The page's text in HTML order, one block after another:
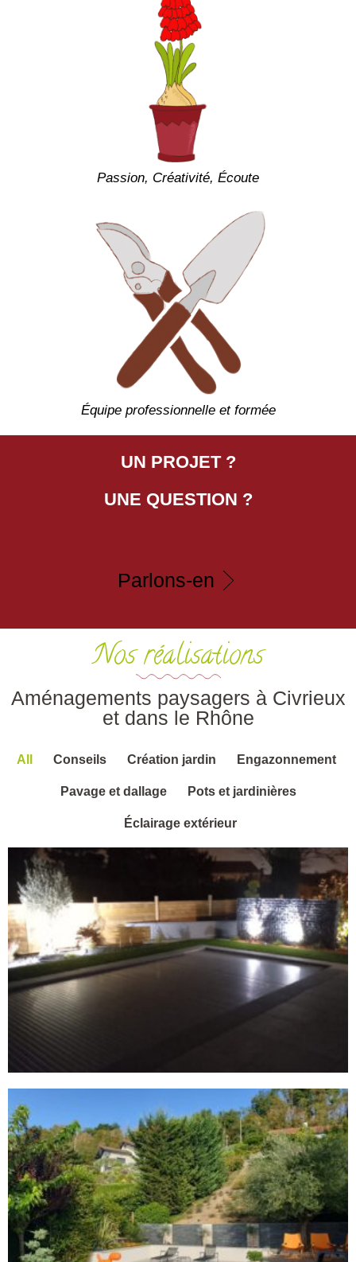
Passion, Créativité, Écoute
Équipe professionnelle et formée
UN PROJET ?
UNE QUESTION ?
Parlons-en
Nos réalisations
Aménagements paysagers à Civrieux
et dans le Rhône
All Conseils Création jardin Engazonnement
Pavage et dallage Pots et jardinières
Éclairage extérieur